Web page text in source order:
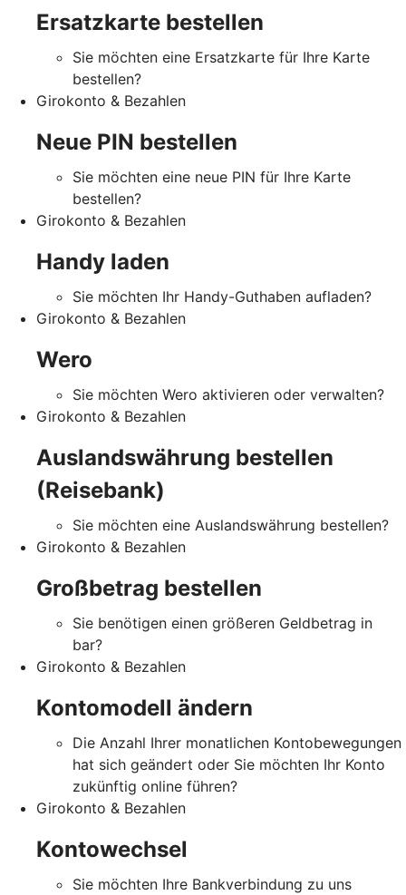
Ersatzkarte bestellen
Sie möchten eine Ersatzkarte für Ihre Karte
bestellen?
Girokonto & Bezahlen
Neue PIN bestellen
Sie möchten eine neue PIN für Ihre Karte
bestellen?
Girokonto & Bezahlen
Handy laden
Sie möchten Ihr Handy-Guthaben aufladen?
Girokonto & Bezahlen
Wero
Sie möchten Wero aktivieren oder verwalten?
Girokonto & Bezahlen
Auslandswährung bestellen
(Reisebank)
Sie möchten eine Auslandswährung bestellen?
Girokonto & Bezahlen
Großbetrag bestellen
Sie benötigen einen größeren Geldbetrag in
bar?
Girokonto & Bezahlen
Kontomodell ändern
Die Anzahl Ihrer monatlichen Kontobewegungen
hat sich geändert oder Sie möchten Ihr Konto
zukünftig online führen?
Girokonto & Bezahlen
Kontowechsel
Sie möchten Ihre Bankverbindung zu uns